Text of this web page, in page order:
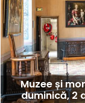
Muzee și
duminică, 2